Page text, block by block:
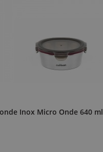
Inox Micro Onde 640 ml